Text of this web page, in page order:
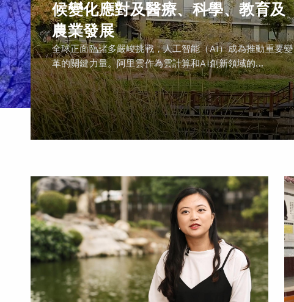
候變化應對及醫療、科學、教育及
農業發展
全球正面臨諸多嚴峻挑戰，人工智能（AI）成為推動重要變
革的關鍵力量。阿里雲作為雲計算和AI創新領域的...